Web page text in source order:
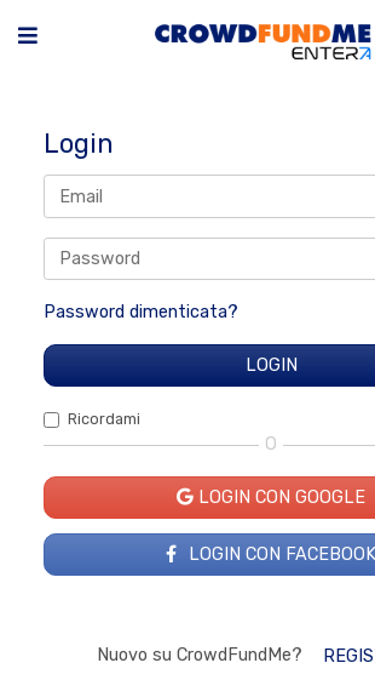
Login
Password dimenticata?
Ricordami
O
LOGIN CON GOOGLE
LOGIN CON FACEBOOK
Nuovo su CrowdFundMe?